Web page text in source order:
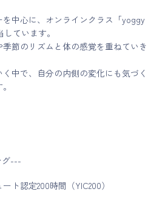
中心に、オンラインクラス「yoggy
ています。
節のリズムと体の感覚を重ねていき
中で、自分の内側の変化にも気づく
グ---
ト認定200時間（YIC200）